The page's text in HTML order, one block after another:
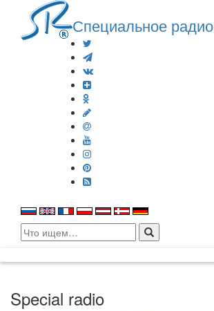
Специальное радио
Search
for:
Special radio